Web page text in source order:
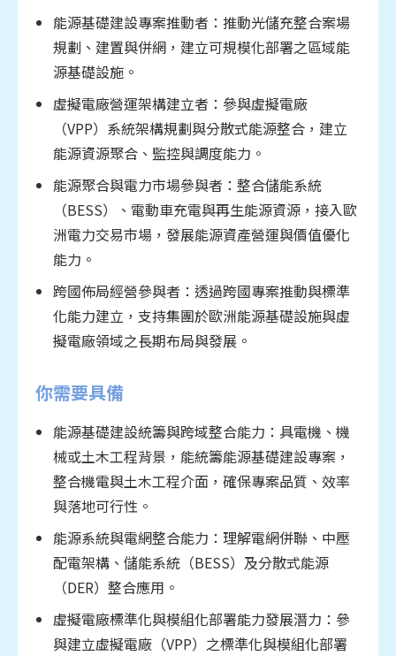
模型相關技術，能整合方法論、雲/地端工
具與應用情境，完成 PoC 驗證；或
專案管理與落地執行：具數位化/自動化專
案規劃與管理經驗，能從需求盤點、提案評
估、方案設計到導入與成效追蹤，確保落地
並持續優化。
能源基礎建設專案推動者：推動光儲充整合案場
規劃、建置與併網，建立可規模化部署之區域能
源基礎設施。
虛擬電廠營運架構建立者：參與虛擬電廠
（VPP）系統架構規劃與分散式能源整合，建立
能源資源聚合、監控與調度能力。
能源聚合與電力市場參與者：整合儲能系統
（BESS）、電動車充電與再生能源資源，接入歐
洲電力交易市場，發展能源資產營運與價值優化
能力。
跨國佈局經營參與者：透過跨國專案推動與標準
化能力建立，支持集團於歐洲能源基礎設施與虛
擬電廠領域之長期布局與發展。
你需要具備
能源基礎建設統籌與跨域整合能力：具電機、機
械或土木工程背景，能統籌能源基礎建設專案，
整合機電與土木工程介面，確保專案品質、效率
與落地可行性。
能源系統與電網整合能力：理解電網併聯、中壓
配電架構、儲能系統（BESS）及分散式能源
（DER）整合應用。
虛擬電廠標準化與模組化部署能力發展潛力：參
與建立虛擬電廠（VPP）之標準化與模組化部署